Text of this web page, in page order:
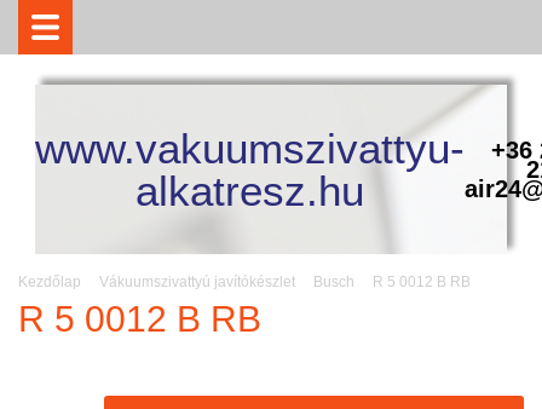
www.vakuumszivattyu-
alkatresz.hu
+36
Kezdőlap Vákuumszivattyú javítókészlet Busch R 5 0012 B RB
R 5 0012 B RB